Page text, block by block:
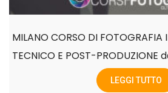
MILANO CORSO DI FOTOGRAFIA
TECNICO E POST-
LEGGI TUTTO